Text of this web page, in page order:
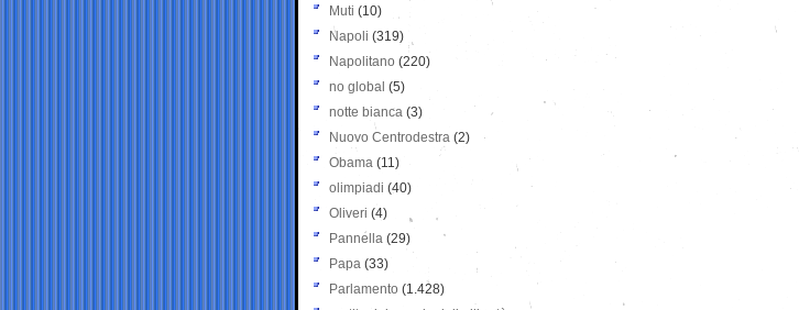
Muti (10)
Napoli (319)
Napolitano (220)
no global (5)
notte bianca (3)
Nuovo Centrodestra (2)
Obama (11)
olimpiadi (40)
Oliveri (4)
Pannella (29)
Papa (33)
Parlamento (1.428)